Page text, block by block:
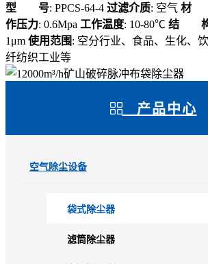
型 号: PPCS-64-4 过滤介质: 空气 材
作压力: 0.6Mpa 工作温度: 10-80℃ 结
1μm 使用范围: 空分行业、食品、生化、
纤纺织工业等
产品中心
空气除尘设备
袋式除尘器
滤筒除尘器